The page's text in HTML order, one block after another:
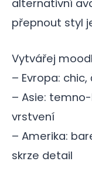
alternativní
přepnout styl
Vytvářej
– Evropa:
– Asie:
vrstvení
– Amerika:
skrze detail